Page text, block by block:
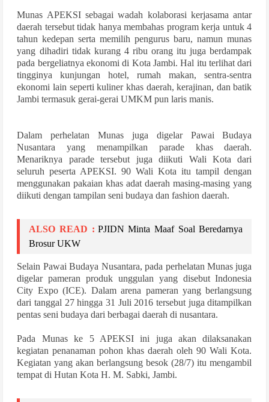
Munas APEKSI sebagai wadah kolaborasi kerjasama antar
daerah tersebut tidak hanya membahas program kerja untuk 4
tahun kedepan serta memilih pengurus baru, namun munas
yang dihadiri tidak kurang 4 ribu orang itu juga berdampak
pada bergeliatnya ekonomi di Kota Jambi. Hal itu terlihat dari
tingginya kunjungan hotel, rumah makan, sentra-sentra
ekonomi lain seperti kuliner khas daerah, kerajinan, dan batik
Jambi termasuk gerai-gerai UMKM pun laris manis.
Dalam perhelatan Munas juga digelar Pawai Budaya
Nusantara yang menampilkan parade khas daerah.
Menariknya parade tersebut juga diikuti Wali Kota dari
seluruh peserta APEKSI. 90 Wali Kota itu tampil dengan
menggunakan pakaian khas adat daerah masing-masing yang
diikuti dengan tampilan seni budaya dan fashion daerah.
ALSO READ : PJIDN Minta Maaf Soal Beredarnya
Brosur UKW
Selain Pawai Budaya Nusantara, pada perhelatan Munas juga
digelar pameran produk unggulan yang disebut Indonesia
City Expo (ICE). Dalam arena pameran yang berlangsung
dari tanggal 27 hingga 31 Juli 2016 tersebut juga ditampilkan
pentas seni budaya dari berbagai daerah di nusantara.
Pada Munas ke 5 APEKSI ini juga akan dilaksanakan
kegiatan penanaman pohon khas daerah oleh 90 Wali Kota.
Kegiatan yang akan berlangsung besok (28/7) itu mengambil
tempat di Hutan Kota H. M. Sabki, Jambi.